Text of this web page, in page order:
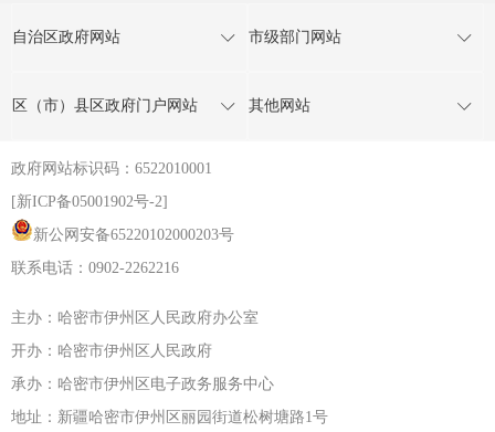
自治区政府网站 市级部门网站
区（市）县区政府门户网站 其他网站
政府网站标识码：6522010001
[新ICP备05001902号-2]
新公网安备65220102000203号
联系电话：0902-2262216
主办：哈密市伊州区人民政府办公室
开办：哈密市伊州区人民政府
承办：哈密市伊州区电子政务服务中心
地址：新疆哈密市伊州区丽园街道松树塘路1号